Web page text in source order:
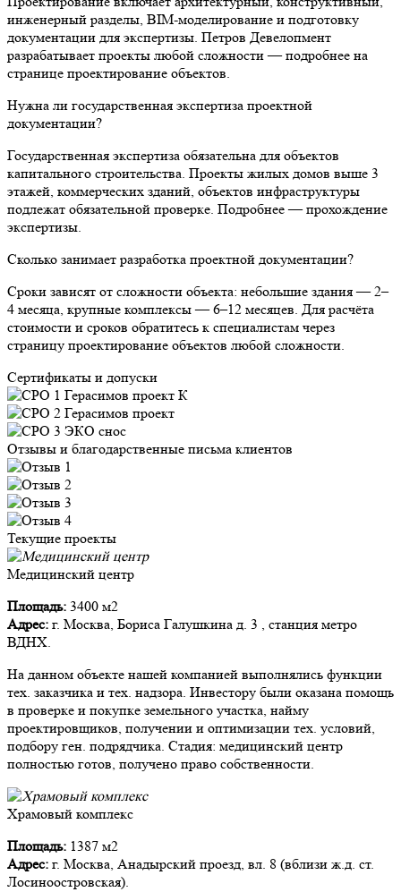
инженерный разделы, BIM-моделирование и подготовку
документации для экспертизы. Петров Девелопмент
разрабатывает проекты любой сложности — подробнее на
странице проектирование объектов.
Нужна ли государственная экспертиза проектной
документации?
Государственная экспертиза обязательна для объектов
капитального строительства. Проекты жилых домов выше 3
этажей, коммерческих зданий, объектов инфраструктуры
подлежат обязательной проверке. Подробнее — прохождение
экспертизы.
Сколько занимает разработка проектной документации?
Сроки зависят от сложности объекта: небольшие здания — 2–
4 месяца, крупные комплексы — 6–12 месяцев. Для расчёта
стоимости и сроков обратитесь к специалистам через
страницу проектирование объектов любой сложности.
Сертификаты и допуски
Отзывы и благодарственные письма клиентов
Текущие проекты
Медицинский центр
Площадь: 3400 м2
Адрес: г. Москва, Бориса Галушкина д. 3 , станция метро
ВДНХ.
На данном объекте нашей компанией выполнялись функции
тех. заказчика и тех. надзора. Инвестору были оказана помощь
в проверке и покупке земельного участка, найму
проектировщиков, получении и оптимизации тех. условий,
подбору ген. подрядчика. Стадия: медицинский центр
полностью готов, получено право собственности.
Храмовый комплекс
Площадь: 1387 м2
Адрес: г. Москва, Анадырский проезд, вл. 8 (вблизи ж.д. ст.
Лосиноостровская).